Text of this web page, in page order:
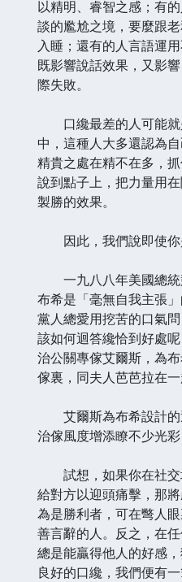
以精明、睿智之感；有
談的尷尬之境，要麼跟
入睡；還有的人言語運
既影響說話效果，又影
際失敗。
口纔最差的人可能就
中，這種人大多還認為
精貴之處在精不在多，
說到點子上，把力量用
製勝的效果。
因此，我們說即使你
一九八八年美國總統
布希是「毫無自我主張
黨人總愛用挖苦的口氣
該如何迴答纔恰到好處
治公關專傢艾爾斯，為
傢裏，同夫人芭芭拉在一
艾爾斯為布希設計的
治傢風度增添瞭不少光彩
試想，如果你在社交
給對方以迎頭痛擊，那
為是勝利者，可在彆人
善言辭的人。反之，在
總是能贏得他人的好感
良好的口纔，我們便有